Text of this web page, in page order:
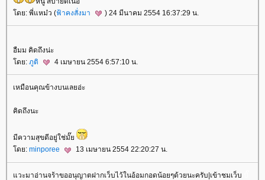
ดย: พี่แหม๋ว (ฟ้าคงสั่งมา ) 24 มีนาคม 2554 16:37:29 น.
อืมม คิดถึงน่ะ
ดย: ภูติ 4 เมษายน 2554 6:57:10 น.
เหมือนคุณข้างบนเลยอ่ะ
คิดถึงนะ
มีความสุขดีอยู่ใช่มั๊
ดย: minporee 13 เมษายน 2554 22:20:27 น.
วะมาอ่านจร้าขออนุญาตฝากเว็บไว้ในอ้อมกอดน้อยๆด้วยนะครับ|เข้าชมเว็บ